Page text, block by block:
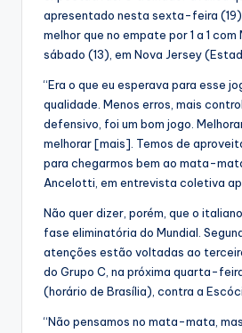
apresentado nesta sexta-feira
melhor que no empate por 1 a 1
sábado (13), em Nova Jersey
“Era o que eu esperava para esse
qualidade. Menos erros, mais
defensivo, foi um bom jogo.
melhorar [mais]. Temos de
para chegarmos bem ao mata-
Ancelotti, em entrevista coletiva
Não quer dizer, porém, que o
fase eliminatória do Mundial.
atenções estão voltadas ao
do Grupo C, na próxima quarta-
(horário de Brasília), contra a
“Não pensamos no mata-mata,